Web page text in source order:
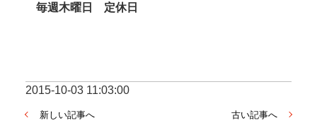
毎週木曜日　定休日
2015-10-03 11:03:00
新しい記事へ 古い記事へ